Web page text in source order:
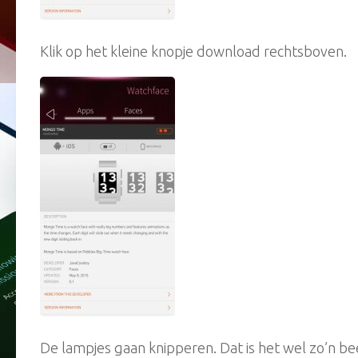
Klik op het kleine knopje download rechtsboven.
De lampjes gaan knipperen. Dat is het wel zo’n